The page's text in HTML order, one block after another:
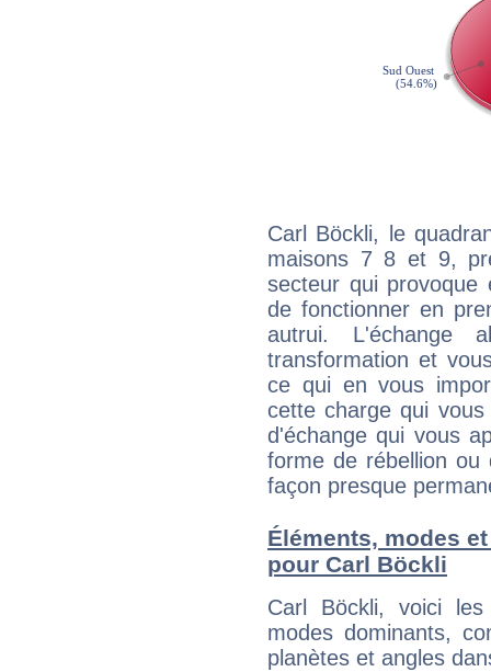
Carl Böckli, le
maisons 7 8 et 9,
secteur qui provoque
de fonctionner en
autrui. L'échange
transformation et
ce qui en vous
cette charge qui
d'échange qui vous
forme de rébellion ou
façon presque
Éléments, modes
pour Carl Böckli
Carl Böckli, voici
modes dominants,
planètes et angles